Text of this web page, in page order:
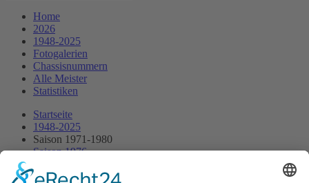
Home
2026
1948-2025
Fotogalerien
Chassisnummern
Alle Meister
Statistiken
Startseite
1948-2025
Saison 1971-1980
Saison 1976